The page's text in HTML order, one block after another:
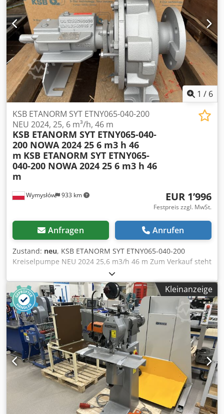
Verlängerungen und weiteres Zubehör. Original Mitutoyo-
Holzkassette mit passgenauem Schaumeinsatz. Das
ABSOLUTE-System garantiert stabile Messungen und
erübrigt das erneute Nullsetzen bei jedem Einschalten.
Die digitale Anzeige ermöglicht schnelle und zuverlässige
Messungen mit hoher Genauigkeit. Der Zustand des Sets
ist sehr gut, komplett und einsatzbereit. Ideal für
Messlabore, Qualitätskontrolle und Werkzeugbau.
Dkodpew R E Hvsfx Adyor
1 / 6
Wymysłów 933 km
KSB ETANORM SYT ETNY065-040-200
NEU 2024, 25, 6 m³/h, 46 m
KSB ETANORM SYT ETNY065-040-
200 NOWA 2024 25 6 m3 h 46
m KSB ETANORM SYT ETNY065-
040-200 NOWA 2024 25 6 m3 h 46
m
EUR 1’996
Festpreis zzgl. MwSt.
Anfragen Anrufen
Zustand: neu, KSB ETANORM SYT ETNY065-040-200
Kreiselpumpe NEU 2024 25,6 m3/h 46 m Zum Verkauf steht
eine hochwertige Kreiselpumpe des renommierten
deutschen Herstellers KSB, Modell ETANORM SYT
ETNY065-040-200. Das Gerät ist fabrikneu, Lagerware im
originalen KSB-Verpackung. Ideal für industrielle
Anwendungen, Wasserinstallationen sowie Heizungs- und
Kühlsysteme. TECHNISCHE DATEN Dodpfsywu Uqox Adyskr
Hersteller: KSB Modell: ETANORM SYT ETNY065-040-200
Fördermenge (Q): 25,6 m3/h Förderhöhe (H): 46 m
Drehzahl: 2950 U/min Laufraddurchmesser: 187 mm
Gehäusematerial: EN GJS 400-15 Baujahr: 2024
Flanschanschlüsse ZUSTAND Neu, unbenutzt – Lagerware
Minimale Lagerspuren möglich Originale KSB-Verpackung
EINSATZGEBIETE Industrieanlagen Wasserumlaufpumpen
HVAC-Systeme Heizungs- und Kühlanlagen Pumpstationen
Kleinanzeige